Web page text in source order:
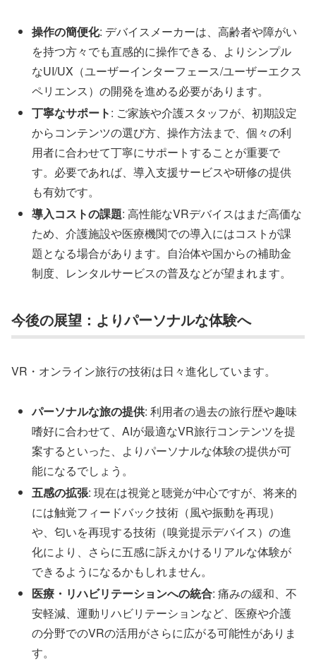
操作の簡便化: デバイスメーカーは、高齢者や障がい
を持つ方々でも直感的に操作できる、よりシンプル
なUI/UX（ユーザーインターフェース/ユーザーエクス
ペリエンス）の開発を進める必要があります。
丁寧なサポート: ご家族や介護スタッフが、初期設定
からコンテンツの選び方、操作方法まで、個々の利
用者に合わせて丁寧にサポートすることが重要で
す。必要であれば、導入支援サービスや研修の提供
も有効です。
導入コストの課題: 高性能なVRデバイスはまだ高価な
ため、介護施設や医療機関での導入にはコストが課
題となる場合があります。自治体や国からの補助金
制度、レンタルサービスの普及などが望まれます。
今後の展望：よりパーソナルな体験へ
VR・オンライン旅行の技術は日々進化しています。
パーソナルな旅の提供: 利用者の過去の旅行歴や趣味
嗜好に合わせて、AIが最適なVR旅行コンテンツを提
案するといった、よりパーソナルな体験の提供が可
能になるでしょう。
五感の拡張: 現在は視覚と聴覚が中心ですが、将来的
には触覚フィードバック技術（風や振動を再現）
や、匂いを再現する技術（嗅覚提示デバイス）の進
化により、さらに五感に訴えかけるリアルな体験が
できるようになるかもしれません。
医療・リハビリテーションへの統合: 痛みの緩和、不
安軽減、運動リハビリテーションなど、医療や介護
の分野でのVRの活用がさらに広がる可能性がありま
す。